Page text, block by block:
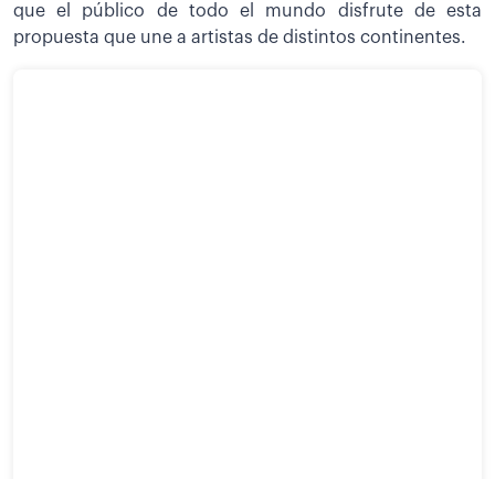
que el público de todo el mundo disfrute de esta
propuesta que une a artistas de distintos continentes.